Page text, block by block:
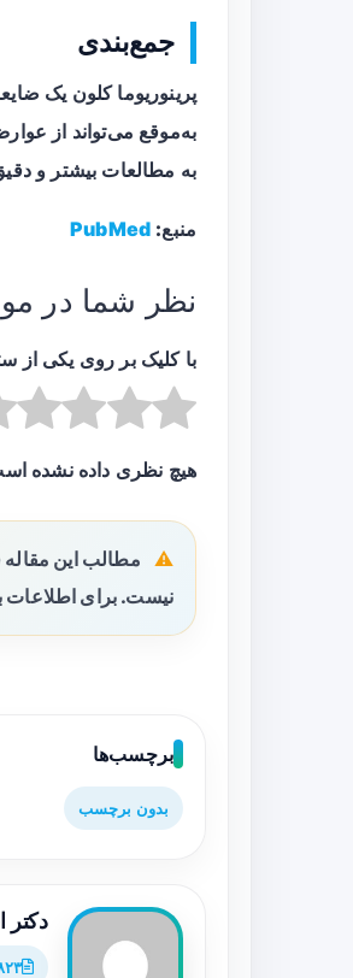
جمع‌بندی
پرینوریوما کلون یک
به‌موقع می‌تواند از
به مطالعات بیشتر و
منبع: PubMed
نظر شما در
با کلیک بر روی یکی از ستاره ها از ۱ تا
هیچ نظری داده نشده
مطالب این
نیست. برای اطلاعات
برچسب‌ها
بدون برچسب